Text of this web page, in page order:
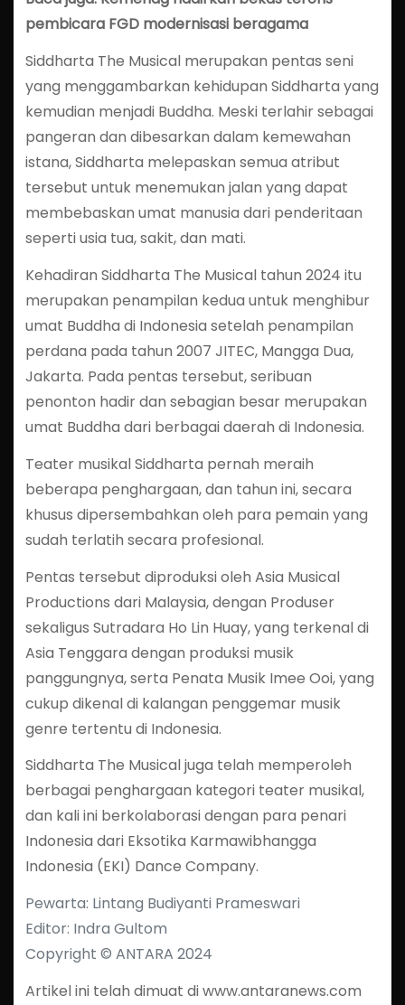
pembicara FGD modernisasi beragama
Siddharta The Musical merupakan pentas seni
yang menggambarkan kehidupan Siddharta yang
kemudian menjadi Buddha. Meski terlahir sebagai
pangeran dan dibesarkan dalam kemewahan
istana, Siddharta melepaskan semua atribut
tersebut untuk menemukan jalan yang dapat
membebaskan umat manusia dari penderitaan
seperti usia tua, sakit, dan mati.
Kehadiran Siddharta The Musical tahun 2024 itu
merupakan penampilan kedua untuk menghibur
umat Buddha di Indonesia setelah penampilan
perdana pada tahun 2007 JITEC, Mangga Dua,
Jakarta. Pada pentas tersebut, seribuan
penonton hadir dan sebagian besar merupakan
umat Buddha dari berbagai daerah di Indonesia.
Teater musikal Siddharta pernah meraih
beberapa penghargaan, dan tahun ini, secara
khusus dipersembahkan oleh para pemain yang
sudah terlatih secara profesional.
Pentas tersebut diproduksi oleh Asia Musical
Productions dari Malaysia, dengan Produser
sekaligus Sutradara Ho Lin Huay, yang terkenal di
Asia Tenggara dengan produksi musik
panggungnya, serta Penata Musik Imee Ooi, yang
cukup dikenal di kalangan penggemar musik
genre tertentu di Indonesia.
Siddharta The Musical juga telah memperoleh
berbagai penghargaan kategori teater musikal,
dan kali ini berkolaborasi dengan para penari
Indonesia dari Eksotika Karmawibhangga
Indonesia (EKI) Dance Company.
Pewarta: Lintang Budiyanti Prameswari
Editor: Indra Gultom
Copyright © ANTARA 2024
Artikel ini telah dimuat di www.antaranews.com